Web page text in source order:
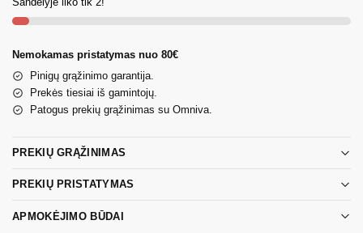
Nemokamas pristatymas nuo 80€
Pinigų grąžinimo garantija.
Prekės tiesiai iš gamintojų.
Patogus prekių grąžinimas su Omniva.
PREKIŲ GRĄŽINIMAS
PREKIŲ PRISTATYMAS
APMOKĖJIMO BŪDAI